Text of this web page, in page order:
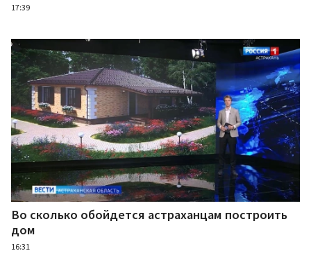
17:39
Во сколько обойдется астраханцам построить
дом
16:31